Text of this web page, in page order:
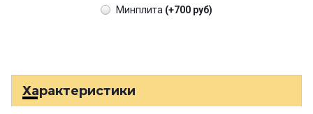
Минплита (+700 руб)
Характеристики